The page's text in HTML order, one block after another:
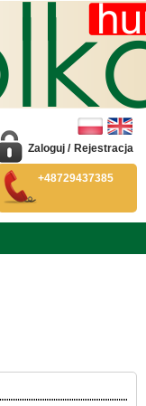
Zaloguj / Rejestracja
+48729437385